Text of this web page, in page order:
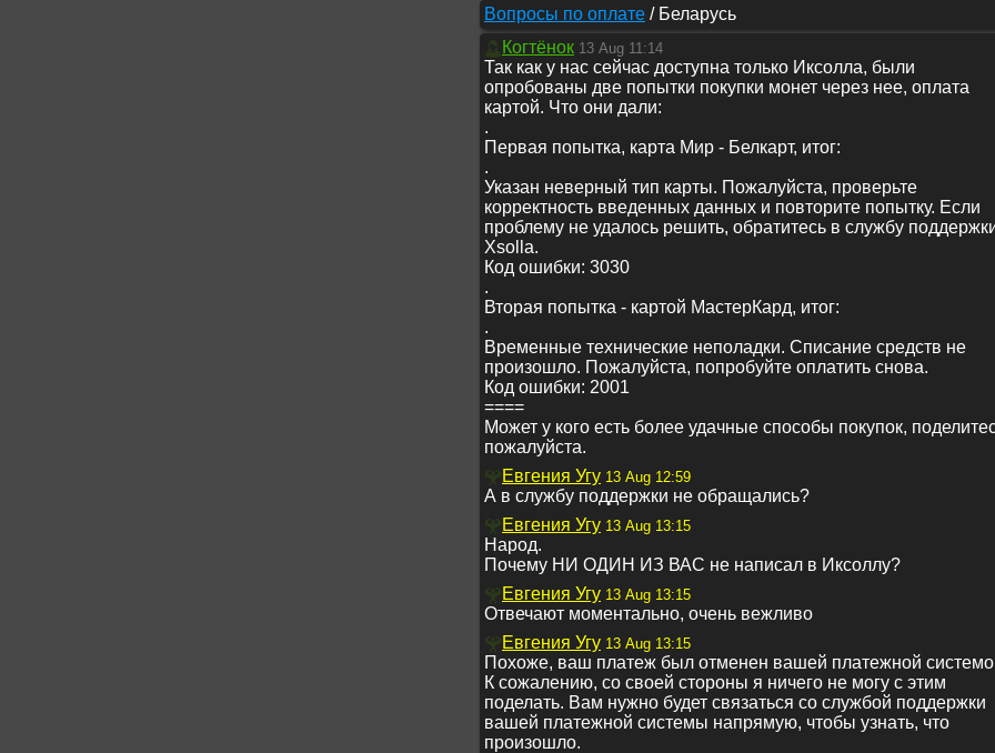
Вопросы по оплате / Беларусь
Когтёнок 13 Aug 11:14
Так как у нас сейчас доступна только Иксолла, были
опробованы две попытки покупки монет через нее, оплата
картой. Что они дали:
.
Первая попытка, карта Мир - Белкарт, итог:
.
Указан неверный тип карты. Пожалуйста, проверьте
корректность введенных данных и повторите попытку. Если
проблему не удалось решить, обратитесь в службу
Xsolla.
Код ошибки: 3030
.
Вторая попытка - картой МастерКард, итог:
.
Временные технические неполадки. Списание средств не
произошло. Пожалуйста, попробуйте оплатить снова.
Код ошибки: 2001
====
Может у кого есть более удачные способы покупок,
пожалуйста.
Евгения Угу 13 Aug 12:59
А в службу поддержки не обращались?
Евгения Угу 13 Aug 13:15
Народ.
Почему НИ ОДИН ИЗ ВАС не написал в Иксоллу?
Евгения Угу 13 Aug 13:15
Отвечают моментально, очень вежливо
Евгения Угу 13 Aug 13:15
Похоже, ваш платеж был отменен вашей платежной
К сожалению, со своей стороны я ничего не могу с этим
поделать. Вам нужно будет связаться со службой поддержки
вашей платежной системы напрямую, чтобы узнать, что
произошло.